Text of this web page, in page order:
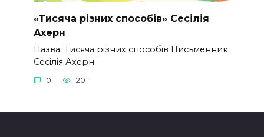
«Тисяча різних способів» Сесілія
Ахерн
Назва: Тисяча різних способів Письменник:
Сесілія Ахерн
0 201